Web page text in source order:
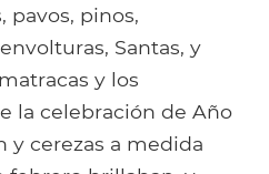
pavos, pinos,
Santas, y
y los
la celebración de Año
y cerezas a medida